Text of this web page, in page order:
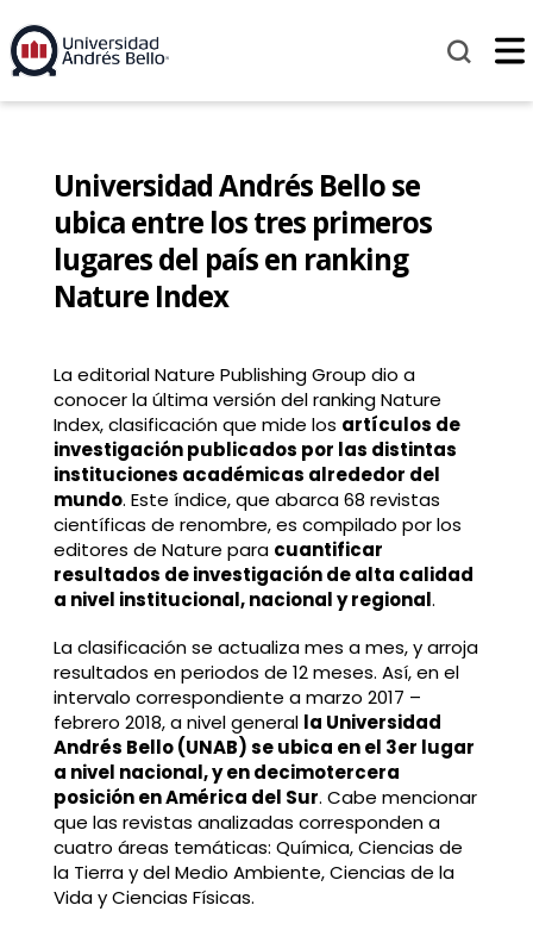
Universidad Andrés Bello se
ubica entre los tres primeros
lugares del país en ranking
Nature Index
La editorial Nature Publishing Group dio a
conocer la última versión del ranking Nature
Index, clasificación que mide los artículos de
investigación publicados por las distintas
instituciones académicas alrededor del
mundo. Este índice, que abarca 68 revistas
científicas de renombre, es compilado por los
editores de Nature para cuantificar
resultados de investigación de alta calidad
a nivel institucional, nacional y regional.
La clasificación se actualiza mes a mes, y arroja
resultados en periodos de 12 meses. Así, en el
intervalo correspondiente a marzo 2017 –
febrero 2018, a nivel general la Universidad
Andrés Bello (UNAB) se ubica en el 3er lugar
a nivel nacional, y en decimotercera
posición en América del Sur. Cabe mencionar
que las revistas analizadas corresponden a
cuatro áreas temáticas: Química, Ciencias de
la Tierra y del Medio Ambiente, Ciencias de la
Vida y Ciencias Físicas.